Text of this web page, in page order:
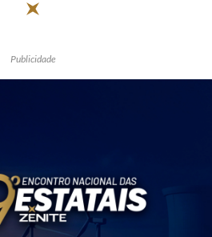
Zênite Online
in Company
de Setembro, 4698
Publicidade